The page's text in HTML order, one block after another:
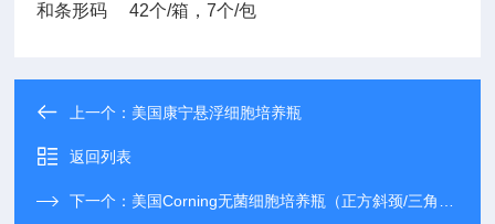
和条形码 42个/箱，7个/包
上一个： 美国康宁悬浮细胞培养瓶
返回列表
下一个： 美国Corning无菌细胞培养瓶（正方斜颈/三角斜颈）